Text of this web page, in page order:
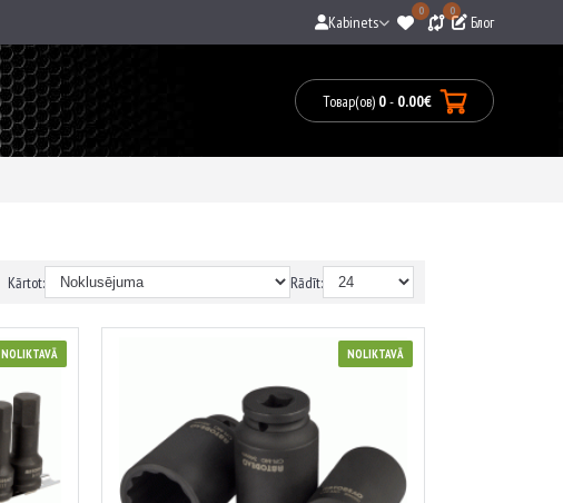
Kabinets
0 0
Блог
Товар(ов) 0- 0.00€
Kārtot: Rādīt:
NOLIKTAVĀ NOLIKTAVĀ